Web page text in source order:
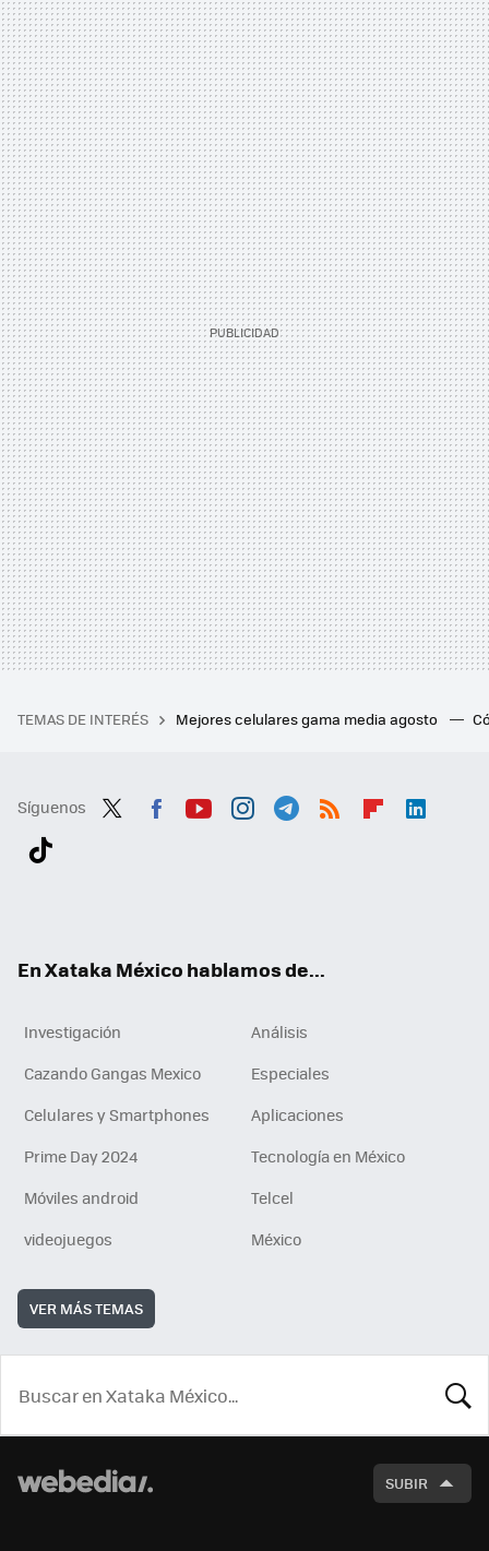
TEMAS DE INTERÉS Mejores celulares gama media agosto
Síguenos
En Xataka México hablamos de...
Investigación
Análisis
Cazando Gangas Mexico
Especiales
Celulares y Smartphones
Aplicaciones
Prime Day 2024
Tecnología en México
Móviles android
Telcel
videojuegos
México
VER MÁS TEMAS
SUBIR